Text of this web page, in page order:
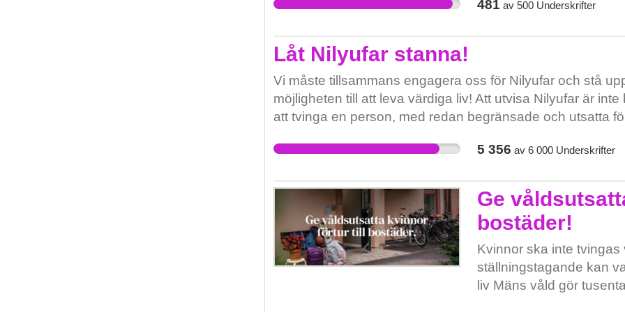
detta är ett krav, utan
slutsats är att i nuläget
verksamheter följa
och anpassade måltider
till barn under 3 år." /
kost är föräldrarnas
godkända kosttillskott
uppgift att ge barnen
gott om berikade
vad gäller vitaminer
på livsmedelsverkets
481 av 500Underskrifter
Låt Nilyufar stanna!
Vi måste tillsammans engagera oss för Nilyufar och stå
möjligheten till att leva värdiga liv! Att utvisa Nilyufar är
att tvinga en person, med redan begränsade och utsatta
5 356 av 6 000Underskrifter
Ge
bostäder!
Kvinnor ska inte
ställningstagande kan
liv Mäns våld gör